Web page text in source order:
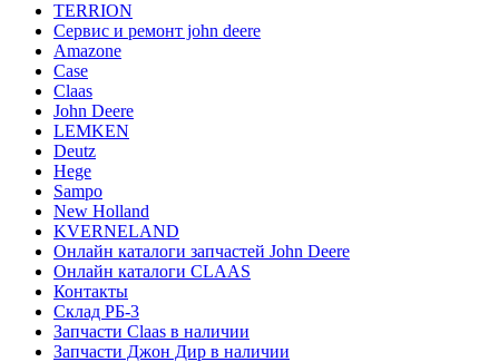
TERRION
Сервис и ремонт john deere
Amazone
Case
Claas
John Deere
LEMKEN
Deutz
Hege
Sampo
New Holland
KVERNELAND
Онлайн каталоги запчастей John Deere
Онлайн каталоги CLAAS
Контакты
Склад РБ-3
Запчасти Claas в наличии
Запчасти Джон Дир в наличии